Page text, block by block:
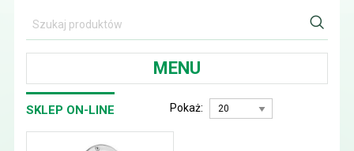
MENU
SKLEP ON-LINE Pokaż: